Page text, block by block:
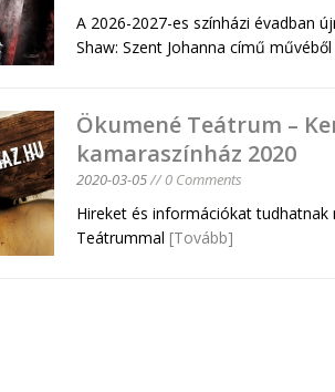
A 2026-2027-es színházi évadban
Shaw: Szent Johanna című művéből
Ökumené Teátrum –
kamaraszínház 2020
2020-03-05// 0 Comments
Hireket és információkat tudhatnak
Teátrummal [Tovább]